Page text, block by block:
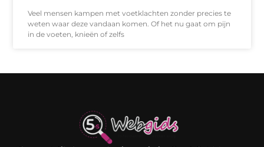
Veel mensen kampen met voetklachten zonder precies te
weten waar deze vandaan komen. Of het nu gaat om pijn
in de voeten, knieën of zelfs